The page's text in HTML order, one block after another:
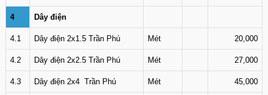
4 Dây điện
4.1 Dây điện 2x1.5 Trần Phú Mét 20,000
4.2 Dây điện 2x2.5 Trần Phú Mét 27,000
4.3 Dây điện 2x4 Trần Phú Mét 45,000